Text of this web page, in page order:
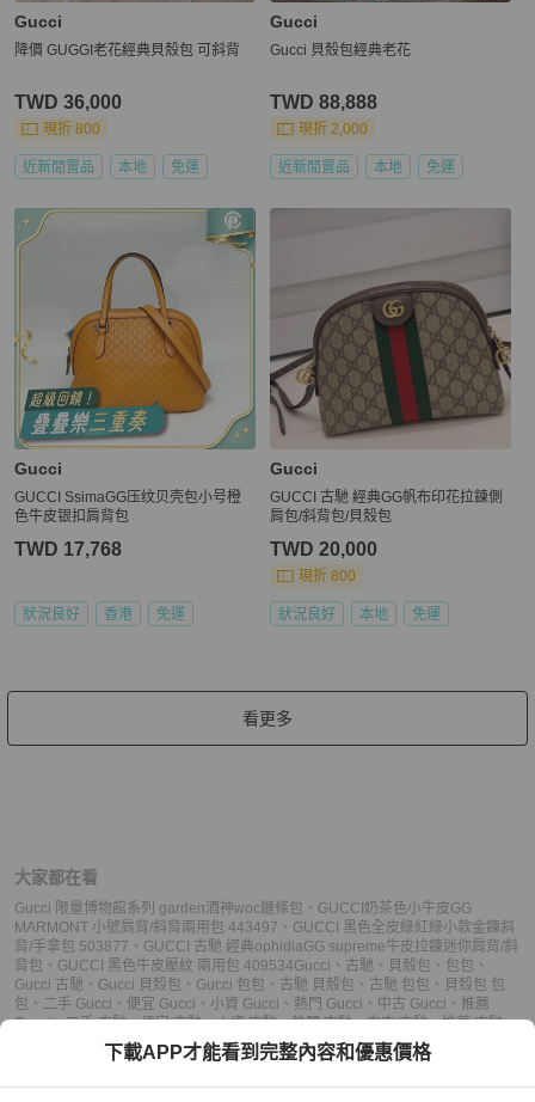
Gucci
降價 GUGGI老花經典貝殼包 可斜背
TWD 36,000
現折 800
近新閒置品 本地 免運
Gucci
Gucci 貝殼包經典老花
TWD 88,888
現折 2,000
近新閒置品 本地 免運
Gucci
GUCCI SsimaGG压纹贝壳包小号橙
色牛皮银扣肩背包
TWD 17,768
狀況良好 香港 免運
Gucci
GUCCI 古馳 經典GG帆布印花拉鍊側
肩包/斜背包/貝殼包
TWD 20,000
現折 800
狀況良好 本地 免運
看更多
大家都在看
Gucci 限量博物館系列 garden酒神woc鏈條包 、 GUCCI奶茶色小牛皮GG
MARMONT 小號肩背/斜背兩用包 443497 、 GUCCI 黑色全皮綠紅綠小款金鍊斜
背/手拿包 503877 、 GUCCI 古馳 經典ophidiaGG supreme牛皮拉鍊迷你肩背/斜
背包 、 GUCCI 黑色牛皮壓紋 兩用包 409534Gucci 、 古馳 、 貝殼包 、 包包 、
Gucci 古馳 、 Gucci 貝殼包 、 Gucci 包包 、 古馳 貝殼包 、 古馳 包包 、 貝殼包 包
包 、 二手 Gucci 、 便宜 Gucci 、 小資 Gucci 、 熱門 Gucci 、 中古 Gucci 、 推薦
Gucci、二手 古馳、便宜 古馳、小資 古馳、熱門 古馳、中古 古馳、推薦 古馳、
便宜 貝殼包、 小資 貝殼包、熱門 貝殼包、中古 貝殼包
二手 包包 、便宜 包包、小資 包包、熱門 包包、中古 包包、
下載APP才能看到完整內容和優惠價格